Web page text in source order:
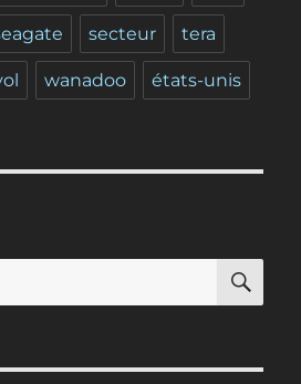
secteur tera
wanadoo états-unis